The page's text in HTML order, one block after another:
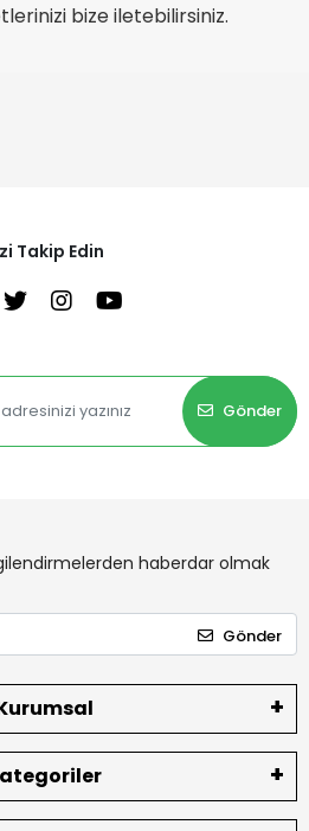
bize iletebilirsiniz.
Takip Edin
Gönder
haberdar olmak
Gönder